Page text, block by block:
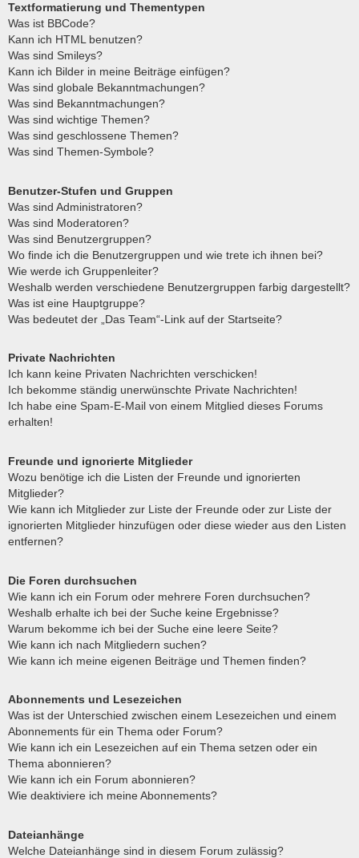
Textformatierung und Thementypen
Was ist BBCode?
Kann ich HTML benutzen?
Was sind Smileys?
Kann ich Bilder in meine Beiträge einfügen?
Was sind globale Bekanntmachungen?
Was sind Bekanntmachungen?
Was sind wichtige Themen?
Was sind geschlossene Themen?
Was sind Themen-Symbole?
Benutzer-Stufen und Gruppen
Was sind Administratoren?
Was sind Moderatoren?
Was sind Benutzergruppen?
Wo finde ich die Benutzergruppen und wie trete ich ihnen bei?
Wie werde ich Gruppenleiter?
Weshalb werden verschiedene Benutzergruppen farbig dargestellt?
Was ist eine Hauptgruppe?
Was bedeutet der „Das Team“-Link auf der Startseite?
Private Nachrichten
Ich kann keine Privaten Nachrichten verschicken!
Ich bekomme ständig unerwünschte Private Nachrichten!
Ich habe eine Spam-E-Mail von einem Mitglied dieses Forums
erhalten!
Freunde und ignorierte Mitglieder
Wozu benötige ich die Listen der Freunde und ignorierten
Mitglieder?
Wie kann ich Mitglieder zur Liste der Freunde oder zur Liste der
ignorierten Mitglieder hinzufügen oder diese wieder aus den Listen
entfernen?
Die Foren durchsuchen
Wie kann ich ein Forum oder mehrere Foren durchsuchen?
Weshalb erhalte ich bei der Suche keine Ergebnisse?
Warum bekomme ich bei der Suche eine leere Seite?
Wie kann ich nach Mitgliedern suchen?
Wie kann ich meine eigenen Beiträge und Themen finden?
Abonnements und Lesezeichen
Was ist der Unterschied zwischen einem Lesezeichen und einem
Abonnements für ein Thema oder Forum?
Wie kann ich ein Lesezeichen auf ein Thema setzen oder ein
Thema abonnieren?
Wie kann ich ein Forum abonnieren?
Wie deaktiviere ich meine Abonnements?
Dateianhänge
Welche Dateianhänge sind in diesem Forum zulässig?